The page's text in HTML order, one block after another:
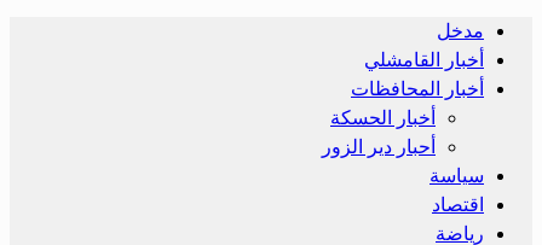
مدخل
أخبار القامشلي
أخبار المحافظات
أخبار الحسكة
أحبار دير الزور
سياسة
اقتصاد
رياضة